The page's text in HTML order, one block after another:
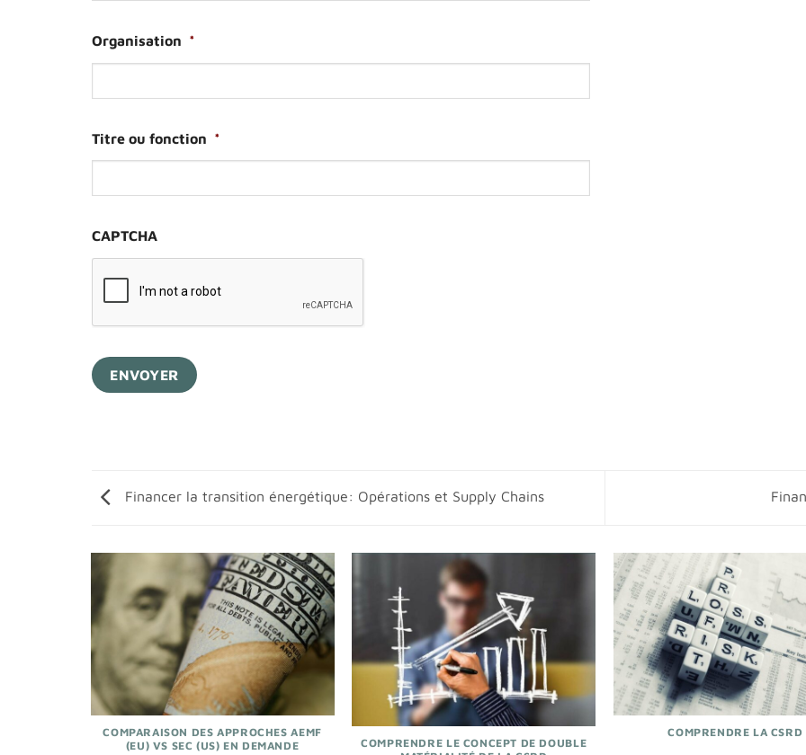
Organisation *
Titre ou fonction *
CAPTCHA
Financer la transition énergétique: Opérations et Supply Chains
COMPARAISON DES APPROCHES AEMF
(EU) VS SEC (US) EN DEMANDE
COMPRENDRE LE CONCEPT DE DOUBLE
COMPRENDRE LA CSRD